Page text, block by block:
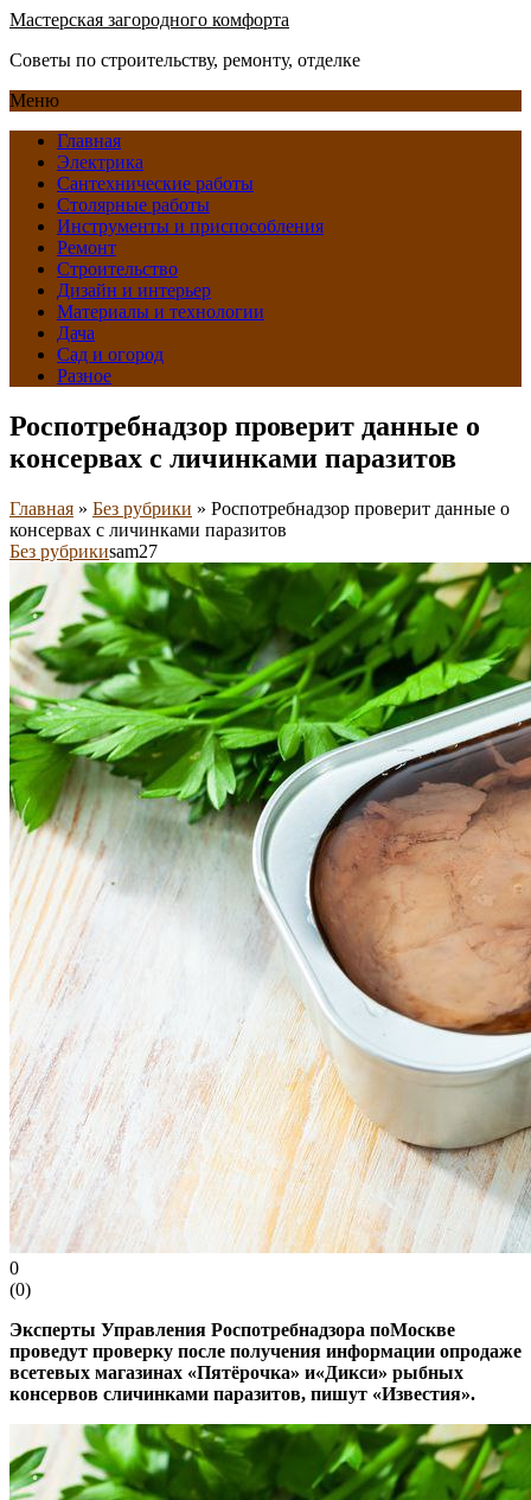
Мастерская загородного комфорта
Советы по строительству, ремонту, отделке
Меню
Главная
Электрика
Сантехнические работы
Столярные работы
Инструменты и приспособления
Ремонт
Строительство
Дизайн и интерьер
Материалы и технологии
Дача
Сад и огород
Разное
Роспотребнадзор проверит данные о
консервах с личинками паразитов
Главная » Без рубрики » Роспотребнадзор проверит данные о
консервах с личинками паразитов
Без рубрикиsam27
0
(0)
Эксперты Управления Роспотребнадзора поМоскве
проведут проверку после получения информации опродаже
всетевых магазинах «Пятёрочка» и«Дикси» рыбных
консервов сличинками паразитов, пишут «Известия».